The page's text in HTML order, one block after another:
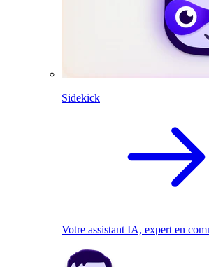
Sidekick
Votre assistant IA, expert en